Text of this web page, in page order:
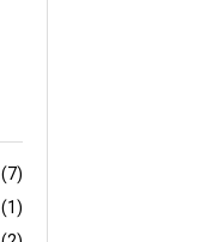
(7)
(1)